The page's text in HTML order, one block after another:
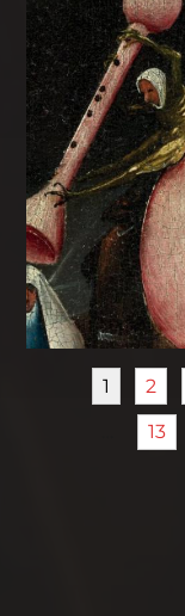
1 2
13